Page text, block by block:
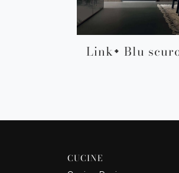
Link+ Blu
CUCINE